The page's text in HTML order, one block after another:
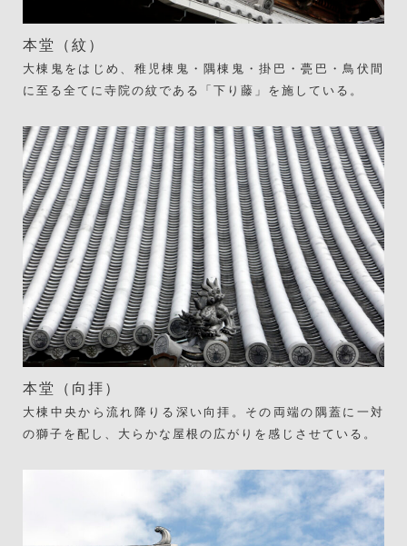
本堂（紋）
大棟鬼をはじめ、稚児棟鬼・隅棟鬼・掛巴・甍巴・鳥伏間
に至る全てに寺院の紋である「下り藤」を施している。
本堂（向拝）
大棟中央から流れ降りる深い向拝。その両端の隅蓋に一対
の獅子を配し、大らかな屋根の広がりを感じさせている。